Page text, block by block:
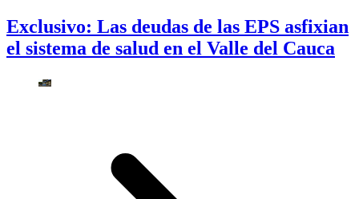
Exclusivo: Las deudas de las EPS asfixian
el sistema de salud en el Valle del Cauca